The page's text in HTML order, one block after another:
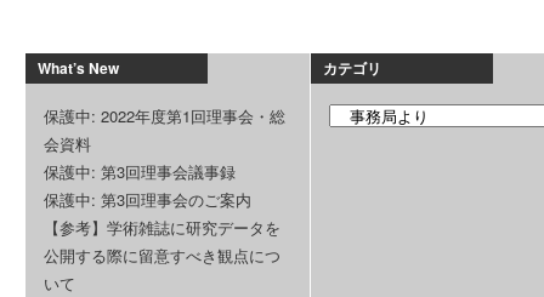
What’s New
保護中: 2022年度第1回理事会・総
会資料
保護中: 第3回理事会議事録
保護中: 第3回理事会のご案内
【参考】学術雑誌に研究データを
公開する際に留意すべき観点につ
いて
カテゴリ